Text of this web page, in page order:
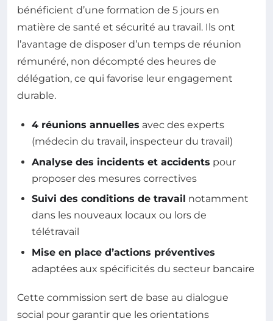
bénéficient d’une formation de 5 jours en
matière de santé et sécurité au travail. Ils ont
l’avantage de disposer d’un temps de réunion
rémunéré, non décompté des heures de
délégation, ce qui favorise leur engagement
durable.
4 réunions annuelles avec des experts
(médecin du travail, inspecteur du travail)
Analyse des incidents et accidents pour
proposer des mesures correctives
Suivi des conditions de travail notamment
dans les nouveaux locaux ou lors de
télétravail
Mise en place d’actions préventives
adaptées aux spécificités du secteur bancaire
Cette commission sert de base au dialogue
social pour garantir que les orientations